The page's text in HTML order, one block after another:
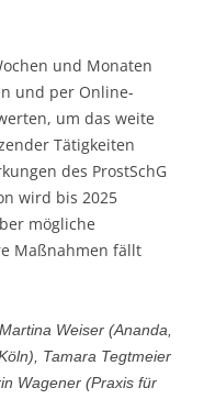
und Monaten
und per Online-
um das weite
Tätigkeiten
des ProstSchG
wird bis 2025
mögliche
Maßnahmen fällt
Weiser (Ananda,
Tamara Tegtmeier
Wagener (Praxis für